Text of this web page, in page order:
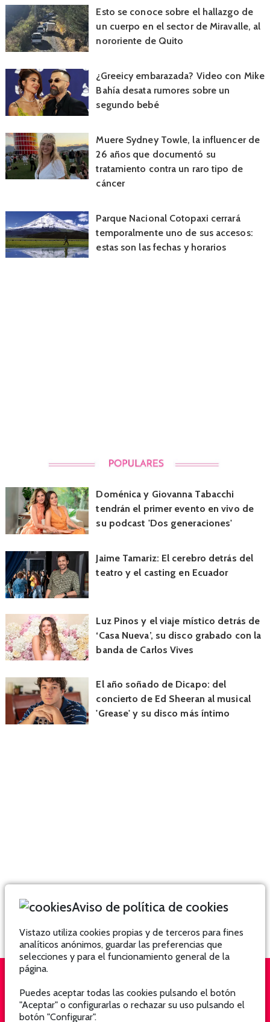
Esto se conoce sobre el hallazgo de
un cuerpo en el sector de Miravalle, al
nororiente de Quito
¿Greeicy embarazada? Video con Mike
Bahía desata rumores sobre un
segundo bebé
Muere Sydney Towle, la influencer de
26 años que documentó su
tratamiento contra un raro tipo de
cáncer
Parque Nacional Cotopaxi cerrará
temporalmente uno de sus accesos:
estas son las fechas y horarios
Doménica y Giovanna Tabacchi
tendrán el primer evento en vivo de
su podcast 'Dos generaciones'
Jaime Tamariz: El cerebro detrás del
teatro y el casting en Ecuador
Luz Pinos y el viaje místico detrás de
‘Casa Nueva’, su disco grabado con la
banda de Carlos Vives
El año soñado de Dicapo: del
concierto de Ed Sheeran al musical
'Grease' y su disco más íntimo
QUIÉNES SOMOS
Aviso de política de cookies
Vistazo utiliza cookies propias y de terceros para fines
analíticos anónimos, guardar las preferencias que
selecciones y para el funcionamiento general de la
página.
Puedes aceptar todas las cookies pulsando el botón
"Aceptar" o configurarlas o rechazar su uso pulsando el
botón "Configurar".